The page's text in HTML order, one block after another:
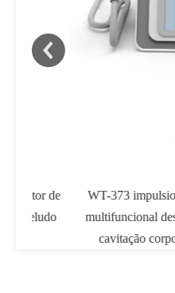
WT-373 impulsionador
multifuncional desktop
cavitação corpo